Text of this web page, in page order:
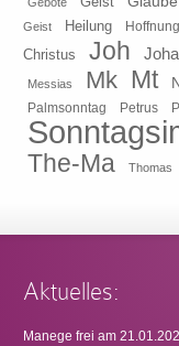
Geist
Heilung Hoffnung
Christus
Joh
Messias Mk Mt
Palmsonntag Petrus
The-Ma Thomas
Aktuelles:
Manege frei am